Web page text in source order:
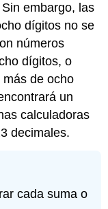
embargo, las
dígitos no se
números
dígitos, o
de ocho
un
calculadoras
decimales.
cada suma o